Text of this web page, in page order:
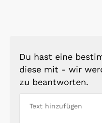
Du hast eine
diese mit - wir
zu beantworten.